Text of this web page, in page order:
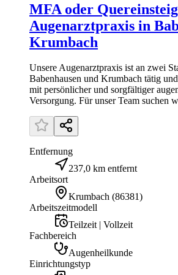
MFA oder
Augenarztpraxis in
Krumbach
Unsere Augenarztpraxis ist an zwei
Babenhausen und Krumbach tätig
mit persönlicher und sorgfältiger
Versorgung. Für unser Team suchen
Entfernung
237,0 km entfernt
Arbeitsort
Krumbach (86381)
Arbeitszeitmodell
Teilzeit | Vollzeit
Fachbereich
Augenheilkunde
Einrichtungstyp